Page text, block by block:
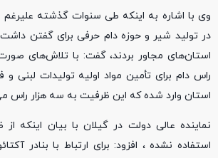
وی با اشاره به اینکه طی سنوات گذشته
در تولید شیر و حوزه دام حرفی برای گفتن داشت
استان‌های مجاور بردند، گفت: با تلاش‌های
راس دام برای تأمین مواد اولیه تولیدات لبنی
استان وارد شده که این ظرفیت به سه هزار راس
نماینده عالی دولت در گیلان با بیان اینکه
استفاده نشده ، افزود: برای ارتباط با بنادر